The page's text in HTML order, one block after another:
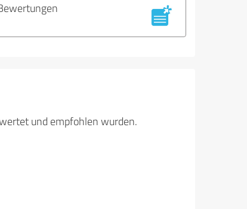
und empfohlen wurden.